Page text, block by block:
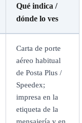
Qué indica /
dónde lo ves
Carta de porte
aéreo habitual
de Posta Plus /
Speedex;
impresa en la
etiqueta de la
mensajería y en